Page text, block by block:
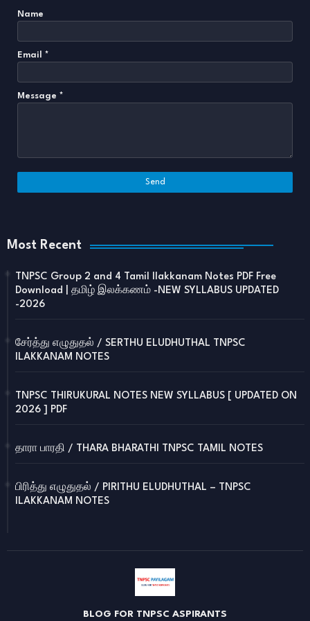
Name
Email *
Message *
Most Recent
TNPSC Group 2 and 4 Tamil Ilakkanam Notes PDF Free
Download | தமிழ் இலக்கணம் -NEW SYLLABUS UPDATED
-2026
சேர்த்து எழுதுதல் / SERTHU ELUDHUTHAL TNPSC
ILAKKANAM NOTES
TNPSC THIRUKURAL NOTES NEW SYLLABUS [ UPDATED ON
2026 ] PDF
தாரா பாரதி / THARA BHARATHI TNPSC TAMIL NOTES
பிரித்து எழுதுதல் / PIRITHU ELUDHUTHAL – TNPSC
ILAKKANAM NOTES
BLOG FOR TNPSC ASPIRANTS